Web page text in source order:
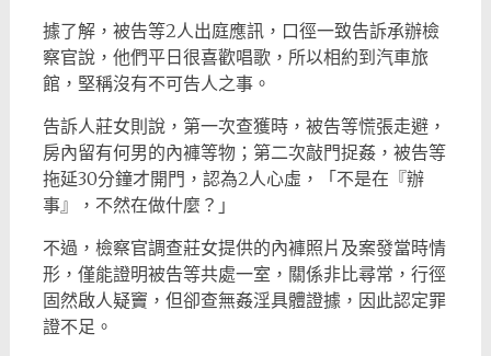
據了解，被告等2人出庭應訊，口徑一致告訴承辦檢
察官說，他們平日很喜歡唱歌，所以相約到汽車旅
館，堅稱沒有不可告人之事。
告訴人莊女則說，第一次查獲時，被告等慌張走避，
房內留有何男的內褲等物；第二次敲門捉姦，被告等
拖延30分鐘才開門，認為2人心虛，「不是在『辦
事』，不然在做什麼？」
不過，檢察官調查莊女提供的內褲照片及案發當時情
形，僅能證明被告等共處一室，關係非比尋常，行徑
固然啟人疑竇，但卻查無姦淫具體證據，因此認定罪
證不足。